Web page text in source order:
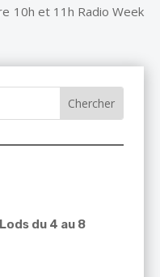
10h et 11h Radio Week
du 4 au 8